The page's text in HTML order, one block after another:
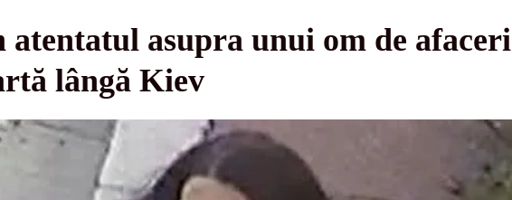
atentatul asupra unui om de afaceri
lângă Kiev